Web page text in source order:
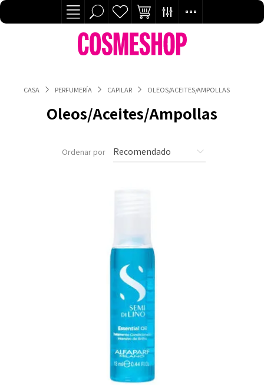
CASA PERFUMERÍA CAPILAR OLEOS/ACEITES/AMPOLLAS
Oleos/Aceites/Ampollas
Ordenar por